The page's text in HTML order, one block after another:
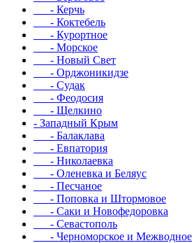
- Керчь
- Коктебель
- Курортное
- Морское
- Новый Свет
- Орджоникидзе
- Судак
- Феодосия
- Щелкино
- Западный Крым
- Балаклава
- Евпатория
- Николаевка
- Оленевка и Беляус
- Песчаное
- Поповка и Штормовое
- Саки и Новофедоровка
- Севастополь
- Черноморское и Межводное